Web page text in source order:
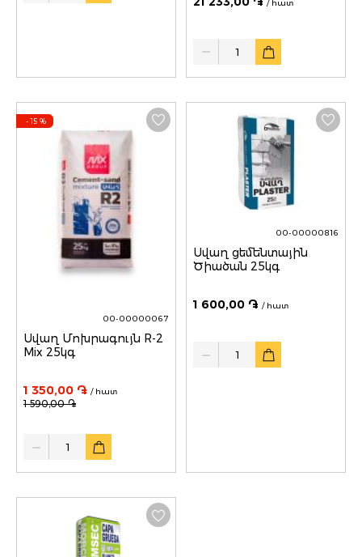
/ հատ
Quantity
- 15 %
00-00000067
Սվաղ Մոխրագույն R-2
Mix 25կգ
1 350,00 ֏ / հատ
1 590,00 ֏
00-00000816
Սվաղ ցեմենտային
Ծիածան 25կգ
1 600,00 ֏ / հատ
Quantity